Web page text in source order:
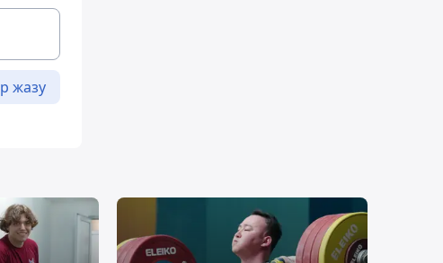
жазу